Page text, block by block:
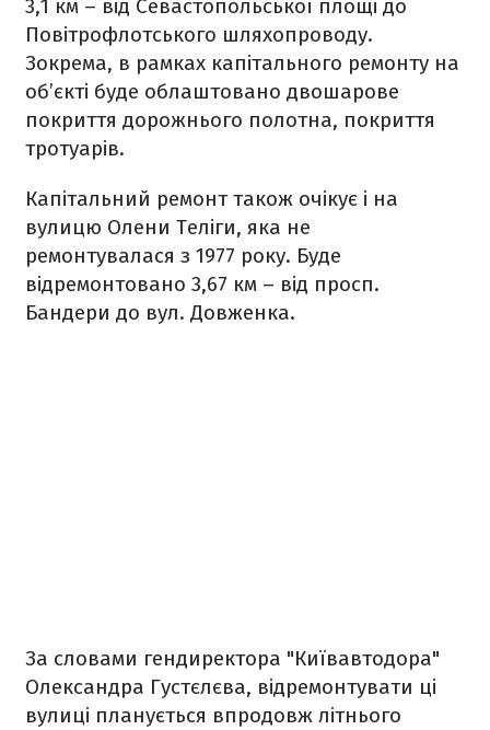
3,1 км – від Севастопольської площі до
Повітрофлотського шляхопроводу.
Зокрема, в рамках капітального ремонту на
об’єкті буде облаштовано двошарове
покриття дорожнього полотна, покриття
тротуарів.
Капітальний ремонт також очікує і на
вулицю Олени Теліги, яка не
ремонтувалася з 1977 року. Буде
відремонтовано 3,67 км – від просп.
Бандери до вул. Довженка.
За словами гендиректора "Київавтодора"
Олександра Густєлєва, відремонтувати ці
вулиці планується впродовж літнього